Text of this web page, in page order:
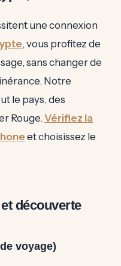
une connexion
, vous profitez de
sans changer de
Notre
le pays, des
Rouge.Vérifiez la
et choisissez le
découverte
voyage)